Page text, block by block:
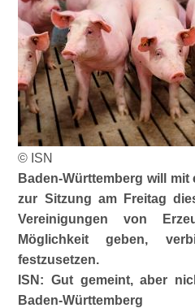
© ISN
Baden-Württemberg will
zur Sitzung am Freitag
Vereinigungen von
Möglichkeit geben,
festzusetzen.
ISN: Gut gemeint, aber
Baden-